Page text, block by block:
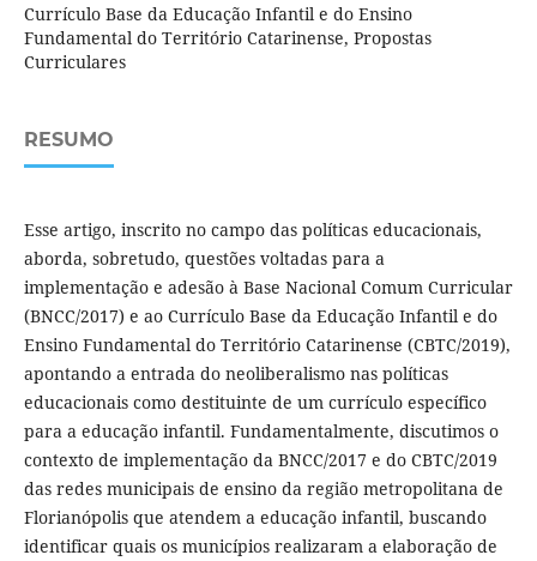
Currículo Base da Educação Infantil e do Ensino
Fundamental do Território Catarinense, Propostas
Curriculares
RESUMO
Esse artigo, inscrito no campo das políticas educacionais,
aborda, sobretudo, questões voltadas para a
implementação e adesão à Base Nacional Comum Curricular
(BNCC/2017) e ao Currículo Base da Educação Infantil e do
Ensino Fundamental do Território Catarinense (CBTC/2019),
apontando a entrada do neoliberalismo nas políticas
educacionais como destituinte de um currículo específico
para a educação infantil. Fundamentalmente, discutimos o
contexto de implementação da BNCC/2017 e do CBTC/2019
das redes municipais de ensino da região metropolitana de
Florianópolis que atendem a educação infantil, buscando
identificar quais os municípios realizaram a elaboração de